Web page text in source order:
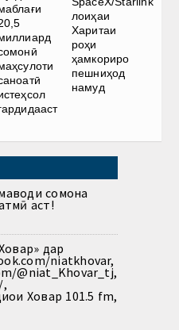
лоиҳаи
Харитаи
роҳи
ҳамкориро
пешниҳод
намуд
сомона
аст!
дар
niatkhovar,
@niat_Khovar_tj,
,
Ховар 101.5 fm,